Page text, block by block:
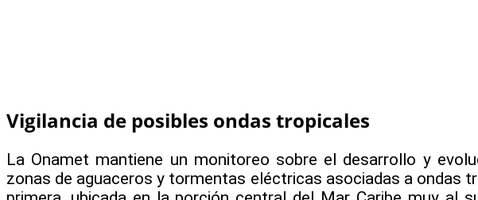
Vigilancia de posibles ondas tropicales
La Onamet mantiene un monitoreo sobre el desarrollo y
zonas de aguaceros y tormentas eléctricas asociadas a ondas